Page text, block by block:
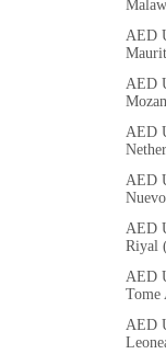
AED
AED
AED
AED
AED
AED
Tome
AED